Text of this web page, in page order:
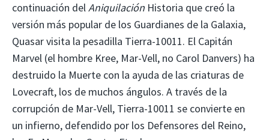
continuación delAniquilación Historia que creó la
versión más popular de los Guardianes de la Galaxia,
Quasar visita la pesadilla Tierra-10011. El Capitán
Marvel (el hombre Kree, Mar-Vell, no Carol Danvers) ha
destruido la Muerte con la ayuda de las criaturas de
Lovecraft, los de muchos ángulos. A través de la
corrupción de Mar-Vell, Tierra-10011 se convierte en
un infierno, defendido por los Defensores del Reino,